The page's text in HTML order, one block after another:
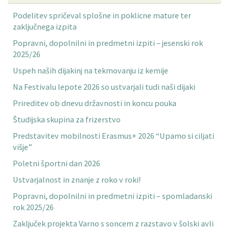
Podelitev spričeval splošne in poklicne mature ter
zaključnega izpita
Popravni, dopolnilni in predmetni izpiti – jesenski rok
2025/26
Uspeh naših dijakinj na tekmovanju iz kemije
Na Festivalu lepote 2026 so ustvarjali tudi naši dijaki
Prireditev ob dnevu državnosti in koncu pouka
Študijska skupina za frizerstvo
Predstavitev mobilnosti Erasmus+ 2026 “Upamo si ciljati
višje”
Poletni športni dan 2026
Ustvarjalnost in znanje z roko v roki!
Popravni, dopolnilni in predmetni izpiti – spomladanski
rok 2025/26
Zaključek projekta Varno s soncem z razstavo v šolski avli